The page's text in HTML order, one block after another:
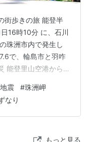
街歩きの旅 能登半
16時10分 に、石川
珠洲市内で発生し
で、輪島市と羽咋
能登里山空港から
は道半ば。しか
の跡は目立たなか
どの文字・言葉が
震 #珠洲岬
なり
もっと見る